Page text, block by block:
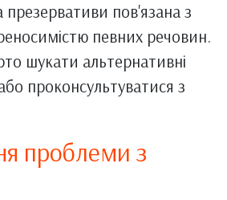
презервативи пов'язана з
певних речовин.
шукати альтернативні
проконсультуватися з
проблеми з